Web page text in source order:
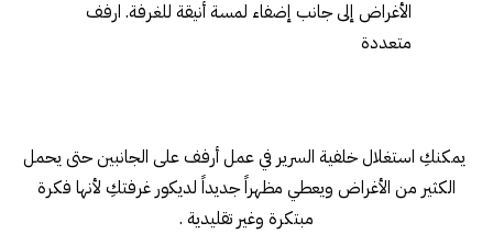
الأغراض إلى جانب إضفاء لمسة أنيقة للغرفة. ارفف
متعددة
يمكنكِ استغلال خلفية السرير في عمل أرفف على الجانبين حتى يحمل
الكثير من الأغراض ويعطي مظهراً جديداً لديكور غرفتكِ لأنها فكرة
مبتكرة وغير تقليدية .